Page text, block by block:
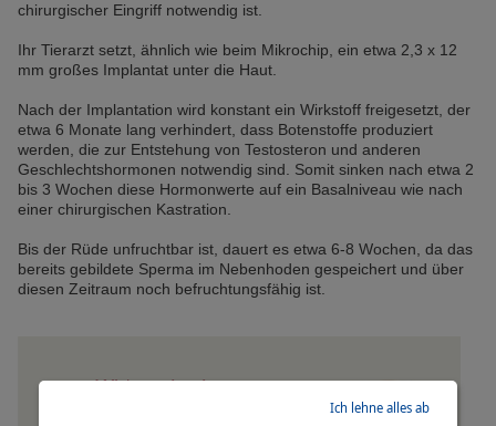
chirurgischer Eingriff notwendig ist.
Ihr Tierarzt setzt, ähnlich wie beim Mikrochip, ein etwa 2,3 x 12
mm großes Implantat unter die Haut.
Nach der Implantation wird konstant ein Wirkstoff freigesetzt, der
etwa 6 Monate lang verhindert, dass Botenstoffe produziert
werden, die zur Entstehung von Testosteron und anderen
Geschlechtshormonen notwendig sind. Somit sinken nach etwa 2
bis 3 Wochen diese Hormonwerte auf ein Basalniveau wie nach
einer chirurgischen Kastration.
Bis der Rüde unfruchtbar ist, dauert es etwa 6-8 Wochen, da das
bereits gebildete Sperma im Nebenhoden gespeichert und über
diesen Zeitraum noch befruchtungsfähig ist.
Ich lehne alles ab